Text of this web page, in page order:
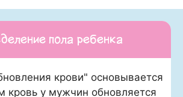
пола ребенка
крови" основывается
кровь у мужчин обновляется